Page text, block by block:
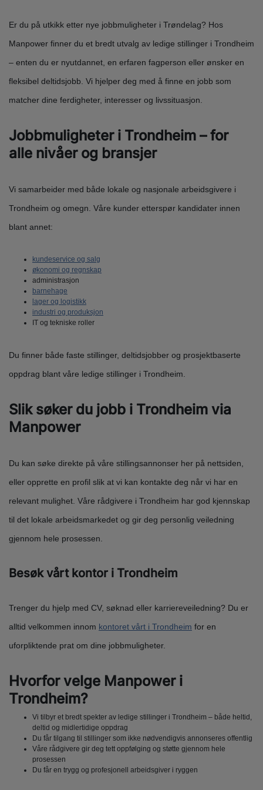
Er du på utkikk etter nye jobbmuligheter i Trøndelag? Hos
Manpower finner du et bredt utvalg av ledige stillinger i Trondheim
– enten du er nyutdannet, en erfaren fagperson eller ønsker en
fleksibel deltidsjobb. Vi hjelper deg med å finne en jobb som
matcher dine ferdigheter, interesser og livssituasjon.
Jobbmuligheter i Trondheim – for
alle nivåer og bransjer
Vi samarbeider med både lokale og nasjonale arbeidsgivere i
Trondheim og omegn. Våre kunder etterspør kandidater innen
blant annet:
kundeservice og salg
økonomi og regnskap
administrasjon
barnehage
lager og logistikk
industri og produksjon
IT og tekniske roller
Du finner både faste stillinger, deltidsjobber og prosjektbaserte
oppdrag blant våre ledige stillinger i Trondheim.
Slik søker du jobb i Trondheim via
Manpower
Du kan søke direkte på våre stillingsannonser her på nettsiden,
eller opprette en profil slik at vi kan kontakte deg når vi har en
relevant mulighet. Våre rådgivere i Trondheim har god kjennskap
til det lokale arbeidsmarkedet og gir deg personlig veiledning
gjennom hele prosessen.
Besøk vårt kontor i Trondheim
Trenger du hjelp med CV, søknad eller karriereveiledning? Du er
alltid velkommen innom kontoret vårt i Trondheim for en
uforpliktende prat om dine jobbmuligheter.
Hvorfor velge Manpower i
Trondheim?
Vi tilbyr et bredt spekter av ledige stillinger i Trondheim – både heltid,
deltid og midlertidige oppdrag
Du får tilgang til stillinger som ikke nødvendigvis annonseres offentlig
Våre rådgivere gir deg tett oppfølging og støtte gjennom hele
prosessen
Du får en trygg og profesjonell arbeidsgiver i ryggen